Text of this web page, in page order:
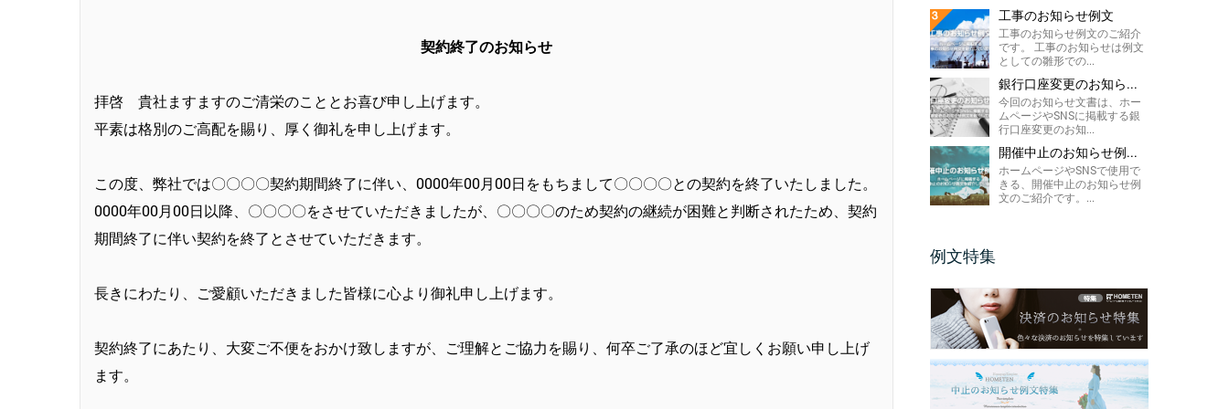
契約終了のお知らせ
拝啓 貴社ますますのご清栄のこととお喜び申し上げます。
平素は格別のご高配を賜り、厚く御礼を申し上げます。
この度、弊社では〇〇〇〇契約期間終了に伴い、0000年00月00日をもちまして〇〇〇〇との契約を終了いたしました。
0000年00月00日以降、〇〇〇〇をさせていただきましたが、〇〇〇〇のため契約の継続が困難と判断されたため、契約
期間終了に伴い契約を終了とさせていただきます。
長きにわたり、ご愛顧いただきました皆様に心より御礼申し上げます。
契約終了にあたり、大変ご不便をおかけ致しますが、ご理解とご協力を賜り、何卒ご了承のほど宜しくお願い申し上げ
ます。
工事のお知らせ例文
工事のお知らせ例文のご紹介
です。 工事のお知らせは例文
としての雛形での...
銀行口座変更のお知ら...
今回のお知らせ文書は、ホー
ムページやSNSに掲載する銀
行口座変更のお知...
開催中止のお知らせ例...
ホームページやSNSで使用で
きる、開催中止のお知らせ例
文のご紹介です。...
例文特集